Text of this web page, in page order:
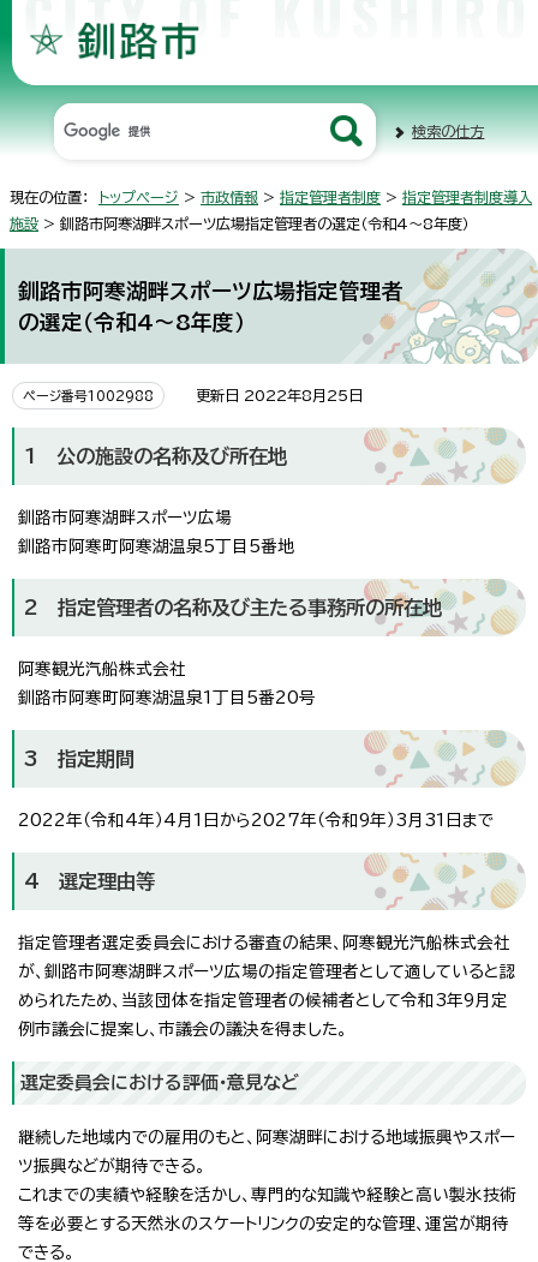
検索の仕方
現在の位置： トップページ > 市政情報 > 指定管理者制度 > 指定管理者制度導入
施設 > 釧路市阿寒湖畔スポーツ広場指定管理者の選定（令和4～8年度）
釧路市阿寒湖畔スポーツ広場指定管理者
の選定（令和4～8年度）
ページ番号1002988 更新日 2022年8月25日
1 公の施設の名称及び所在地
釧路市阿寒湖畔スポーツ広場
釧路市阿寒町阿寒湖温泉5丁目5番地
2 指定管理者の名称及び主たる事務所の所在地
阿寒観光汽船株式会社
釧路市阿寒町阿寒湖温泉1丁目5番20号
3 指定期間
2022年（令和4年）4月1日から2027年（令和9年）3月31日まで
4 選定理由等
指定管理者選定委員会における審査の結果、阿寒観光汽船株式会社
が、釧路市阿寒湖畔スポーツ広場の指定管理者として適していると認
められたため、当該団体を指定管理者の候補者として令和3年9月定
例市議会に提案し、市議会の議決を得ました。
選定委員会における評価・意見など
継続した地域内での雇用のもと、阿寒湖畔における地域振興やスポー
ツ振興などが期待できる。
これまでの実績や経験を活かし、専門的な知識や経験と高い製氷技術
等を必要とする天然氷のスケートリンクの安定的な管理、運営が期待
できる。